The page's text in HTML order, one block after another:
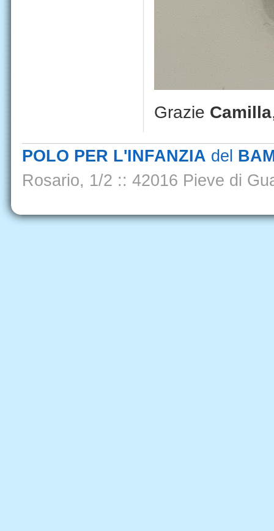
Grazie Camilla
POLO PER L'INFANZIA del
Rosario, 1/2 :: 42016 Pieve di